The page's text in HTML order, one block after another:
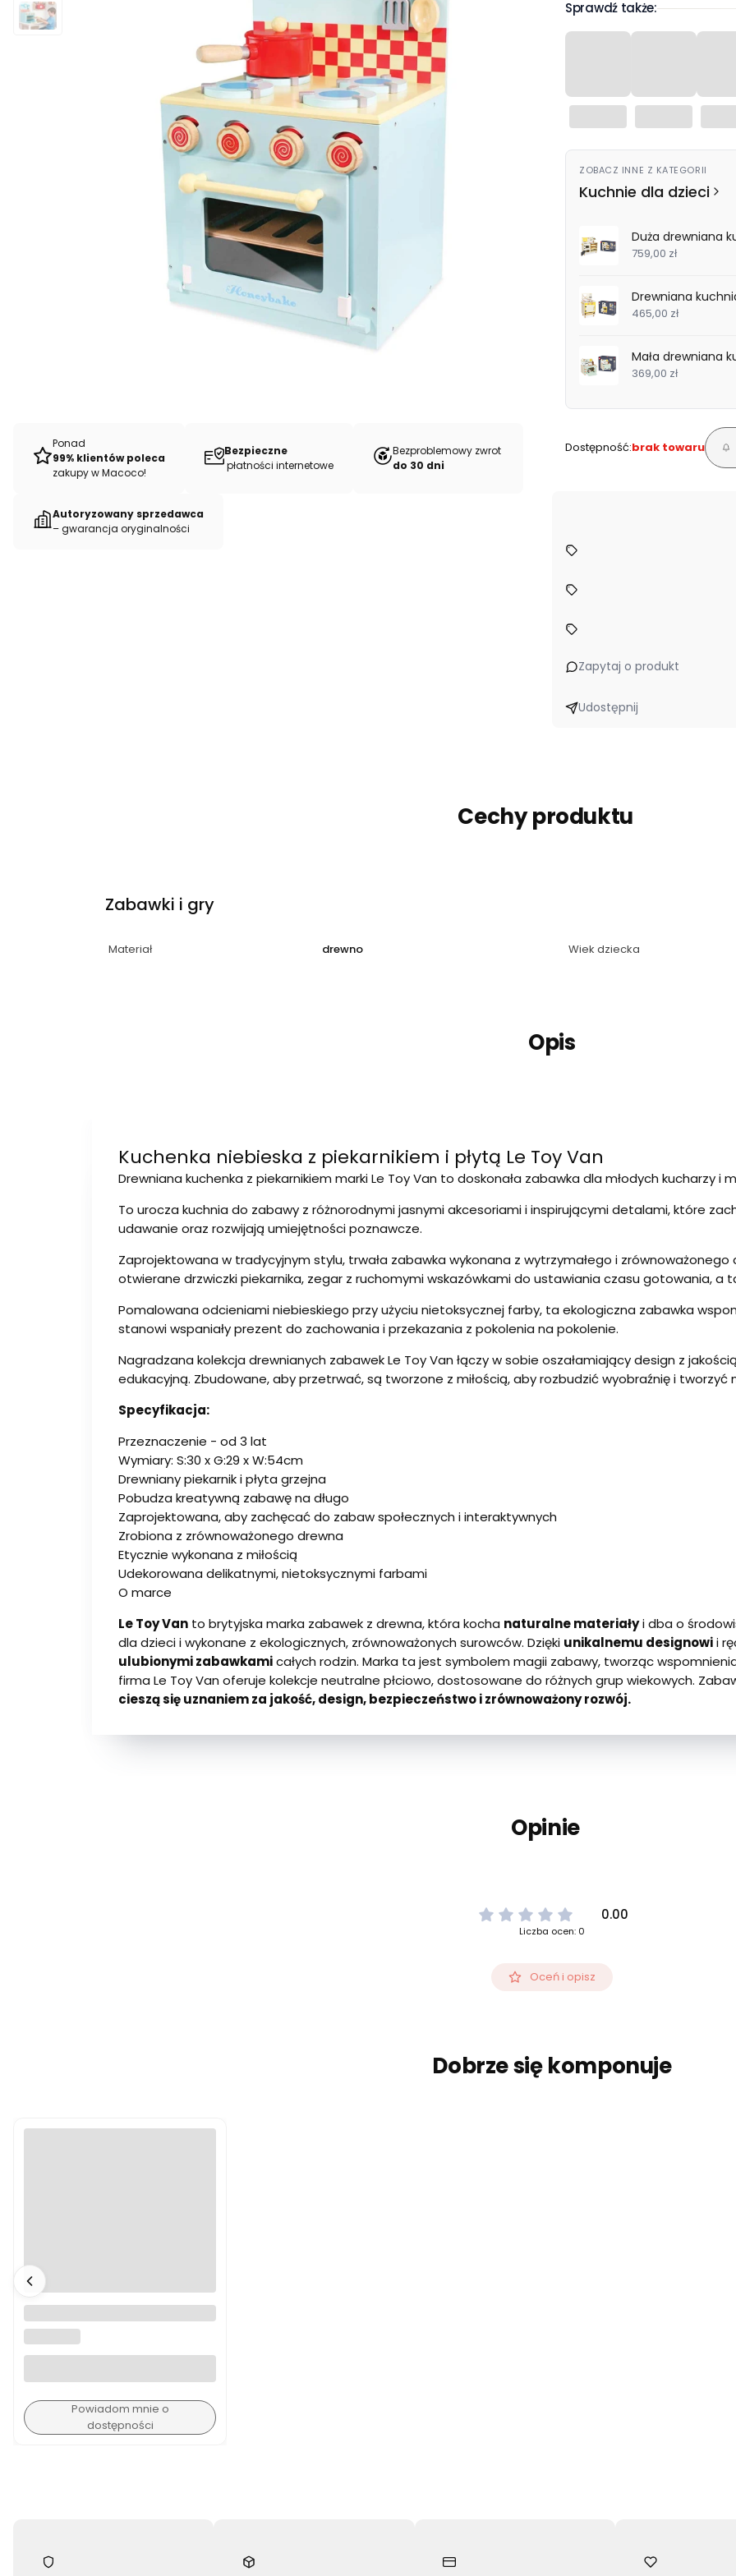
Ponad
99% klientów poleca
zakupy w Macoco!
Bezpieczne
płatności internetowe
Bezproblemowy zwrot
do 30 dni
Autoryzowany sprzedawca
– gwarancja oryginalności
Sprawdź także:
ZOBACZ INNE Z KATEGORII
Kuchnie dla dzieci
Duża drewniana
759,00 zł
Drewniana
465,00 zł
Mała drewniana
369,00 zł
Dostępność:brak towaru
Zapytaj o produkt
Udostępnij
Cechy produktu
Zabawki i gry
Materiał drewno Wiek dziecka
Opis
Kuchenka niebieska z piekarnikiem i płytą Le Toy Van
Drewniana kuchenka z piekarnikiem marki Le Toy Van to doskonała zabawka dla młodych kucharzy i
To urocza kuchnia do zabawy z różnorodnymi jasnymi akcesoriami i inspirującymi detalami, które
udawanie oraz rozwijają umiejętności poznawcze.
Zaprojektowana w tradycyjnym stylu, trwała zabawka wykonana z wytrzymałego i
otwierane drzwiczki piekarnika, zegar z ruchomymi wskazówkami do ustawiania czasu gotowania, a
Pomalowana odcieniami niebieskiego przy użyciu nietoksycznej farby, ta ekologiczna zabawka
stanowi wspaniały prezent do zachowania i przekazania z pokolenia na pokolenie.
Nagradzana kolekcja drewnianych zabawek Le Toy Van łączy w sobie oszałamiający design z
edukacyjną. Zbudowane, aby przetrwać, są tworzone z miłością, aby rozbudzić wyobraźnię i tworzyć
Specyfikacja:
Przeznaczenie - od 3 lat
Wymiary: S:30 x G:29 x W:54cm
Drewniany piekarnik i płyta grzejna
Pobudza kreatywną zabawę na długo
Zaprojektowana, aby zachęcać do zabaw społecznych i interaktywnych
Zrobiona z zrównoważonego drewna
Etycznie wykonana z miłością
Udekorowana delikatnymi, nietoksycznymi farbami
O marce
Le Toy Van to brytyjska marka zabawek z drewna, która kocha naturalne materiałyi dba o
dla dzieci i wykonane z ekologicznych, zrównoważonych surowców. Dzięki unikalnemu designowii
ulubionymi zabawkamicałych rodzin. Marka ta jest symbolem magii zabawy, tworząc
firma Le Toy Van oferuje kolekcje neutralne płciowo, dostosowane do różnych grup wiekowych.
cieszą się uznaniem za jakość, design, bezpieczeństwo i zrównoważony rozwój.
Opinie
0.00
Liczba ocen: 0
Oceń i opisz
Dobrze się komponuje
Powiadom mnie o
dostępności